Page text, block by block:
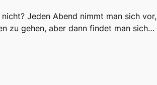
Jeden Abend nimmt man sich vor,
zu gehen, aber dann findet man sich…